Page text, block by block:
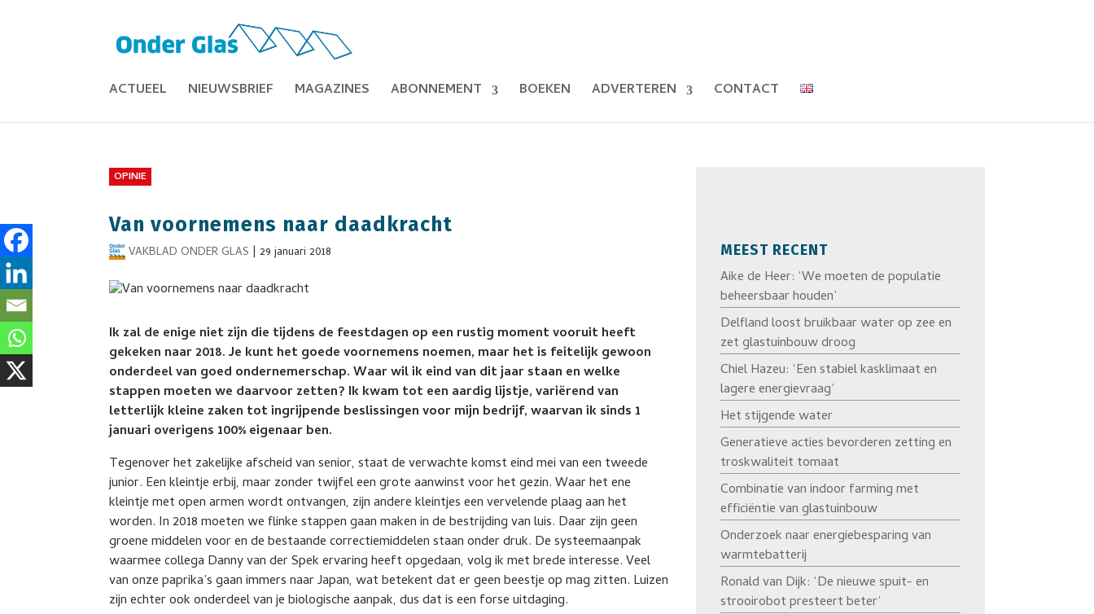
ACTUEEL NIEUWSBRIEF MAGAZINES ABONNEMENT BOEKEN ADVERTEREN CONTACT
OPINIE
Van voornemens naar daadkracht
VAKBLAD ONDER GLAS |29 januari 2018
Ik zal de enige niet zijn die tijdens de feestdagen op een rustig moment vooruit heeft
gekeken naar 2018. Je kunt het goede voornemens noemen, maar het is feitelijk gewoon
onderdeel van goed ondernemerschap. Waar wil ik eind van dit jaar staan en welke
stappen moeten we daarvoor zetten? Ik kwam tot een aardig lijstje, variërend van
letterlijk kleine zaken tot ingrijpende beslissingen voor mijn bedrijf, waarvan ik sinds 1
januari overigens 100% eigenaar ben.
Tegenover het zakelijke afscheid van senior, staat de verwachte komst eind mei van een tweede
junior. Een kleintje erbij, maar zonder twijfel een grote aanwinst voor het gezin. Waar het ene
kleintje met open armen wordt ontvangen, zijn andere kleintjes een vervelende plaag aan het
worden. In 2018 moeten we flinke stappen gaan maken in de bestrijding van luis. Daar zijn geen
groene middelen voor en de bestaande correctiemiddelen staan onder druk. De systeemaanpak
waarmee collega Danny van der Spek ervaring heeft opgedaan, volg ik met brede interesse. Veel
van onze paprika’s gaan immers naar Japan, wat betekent dat er geen beestje op mag zitten. Luizen
zijn echter ook onderdeel van je biologische aanpak, dus dat is een forse uitdaging.
MEEST RECENT
Aike de Heer: ‘We moeten de populatie
beheersbaar houden’
Delfland loost bruikbaar water op zee en
zet glastuinbouw droog
Chiel Hazeu: ‘Een stabiel kasklimaat en
lagere energievraag’
Het stijgende water
Generatieve acties bevorderen zetting en
troskwaliteit tomaat
Combinatie van indoor farming met
efficiëntie van glastuinbouw
Onderzoek naar energiebesparing van
warmtebatterij
Ronald van Dijk: ‘De nieuwe spuit- en
strooirobot presteert beter’